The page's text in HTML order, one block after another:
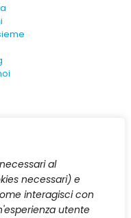
al
necessari) e
interagisci con
utente